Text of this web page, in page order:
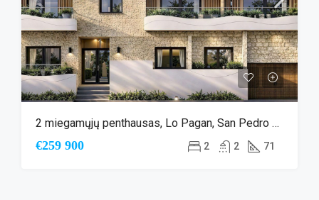
2 miegamųjų penthausas, Lo Pagan, San Pedro del Pinatar
€259 900 2 2 71